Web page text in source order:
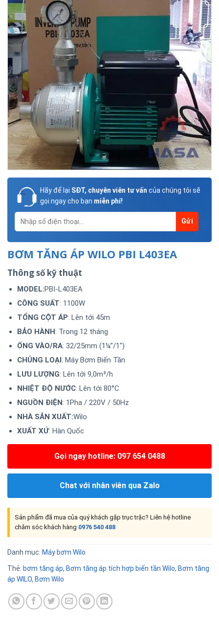
Hãy để lại SĐT, chuyên viên tư vấn của chúng tôi sẽ
gọi ngay cho bạn miễn phí!
BƠM TĂNG ÁP WILO PBI L403EA
Thông số kỹ thuật
MODEL:PBI-L403EA
CÔNG SUẤT: 1100W
TỔNG CỘT ÁP: Lên tới 45m
BẢO HÀNH: Trong 12 tháng
ỐNG VÀO/RA: 32/25mm (1¼”/1″)
CHỦNG LOẠI: Máy Bơm Biến Tần
LƯU LƯỢNG: Lên tới 9,0m³/h
NHIỆT ĐỘ NƯỚC: Lên tới 80°C
NGUỒN ĐIỆN: 1Pha / 220V / 50Hz
NHÀ SẢN XUẤT:Wilo
XUẤT XỨ: Hàn Quốc
Gọi ngay hotline: 097 654 0488
Chat với nhân viên qua Zalo
Sản phẩm đã mua của quý khách gặp trục trặc? Liên hệ hotline
chăm sóc khách hàng 0976 540 488
Danh mục: Máy bơm Wilo
Thẻ: bơm tăng áp, Bơm tăng áp tích hợp biến tần Wilo, Bơm tăng
áp WILO, Bơm Wilo